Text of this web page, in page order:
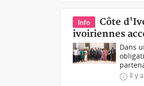
Info
Côte
ivoiriennes
Dans
il y